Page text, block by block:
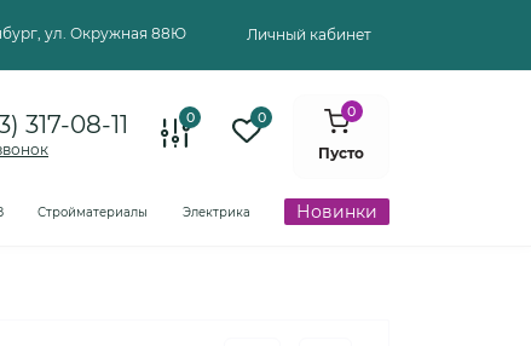
ул. Окружная 88Ю Личный кабинет
317-08-11 0 0 0
Пусто
Стройматериалы Электрика Новинки